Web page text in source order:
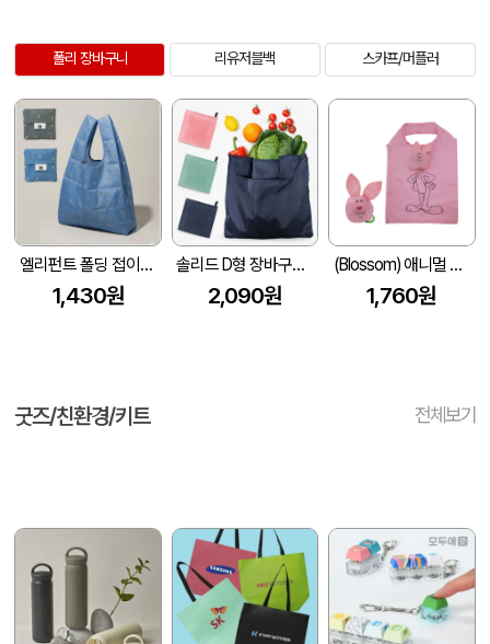
폴리 장바구니 리유저블백 스카프/머플러
엘리펀트 폴딩 접이식 장바구니 (290x500mm)
1,430원
솔리드 D형 장바구니(부착형) (420x380mm)
2,090원
(Blossom) 애니멀 포켓 장바구니 (1) 1P
1,760원
굿즈/친환경/키트 전체보기